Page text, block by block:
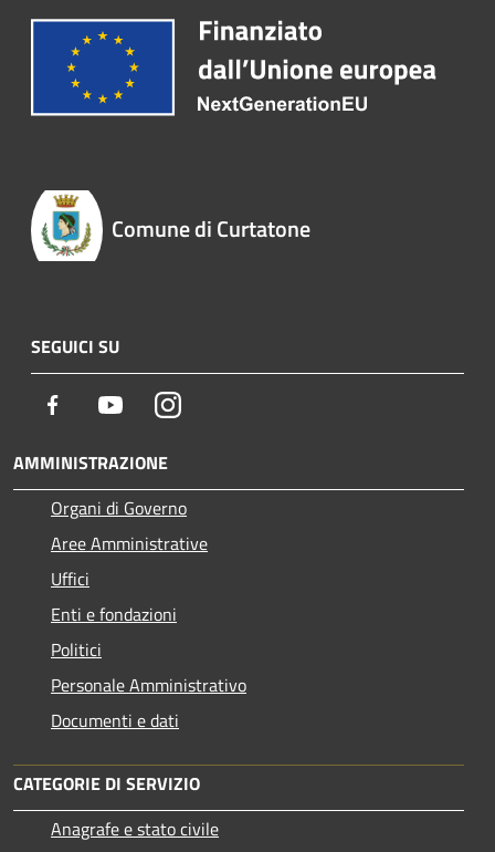
Comune di Curtatone
SEGUICI SU
Facebook YoutubeInstagram
AMMINISTRAZIONE
Organi di Governo
Aree Amministrative
Uffici
Enti e fondazioni
Politici
Personale Amministrativo
Documenti e dati
CATEGORIE DI SERVIZIO
Anagrafe e stato civile